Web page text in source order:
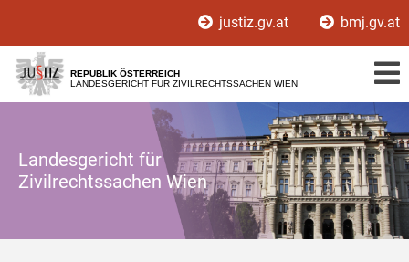
[1]
[2]
[3]
justiz.gv.at bmj.gv.at
REPUBLIK ÖSTERREICH
LANDESGERICHT FÜR ZIVILRECHTSSACHEN WIEN
Landesgericht für
Zivilrechtssachen Wien